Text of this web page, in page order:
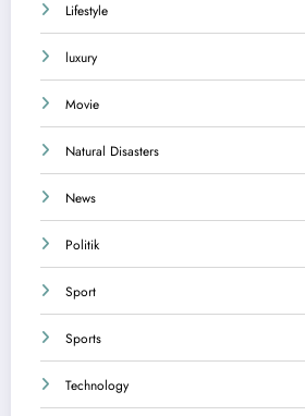
Lifestyle
luxury
Movie
Natural Disasters
News
Politik
Sport
Sports
Technology